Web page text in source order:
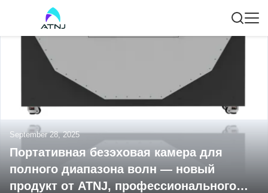
September 28, 2025
Портативная безэховая камера для
полного диапазона волн — новый
продукт от ATNJ, профессионального